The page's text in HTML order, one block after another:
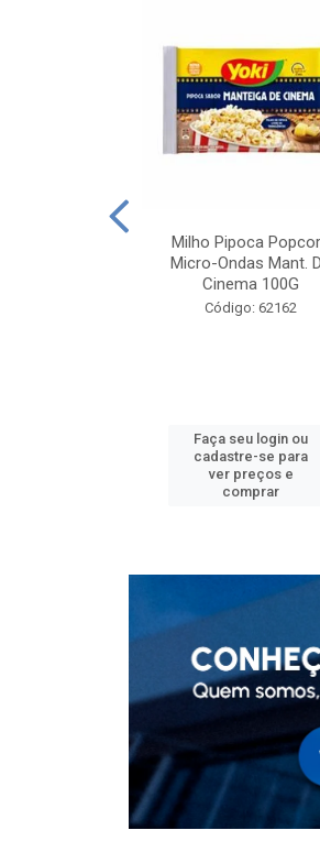
Milho Pipoca
Micro-Ondas Mant.
Cinema 100G
Código: 62162
Faça seu login ou
cadastre-se para
ver preços e
comprar